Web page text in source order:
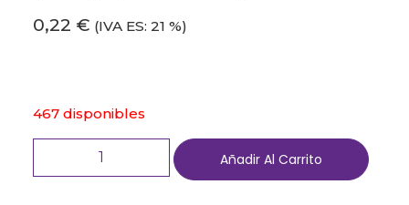
0,22 € (IVA ES: 21 %)
467 disponibles
Añadir Al Carrito